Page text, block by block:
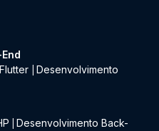
Desenvolvimento
Desenvolvimento Back-